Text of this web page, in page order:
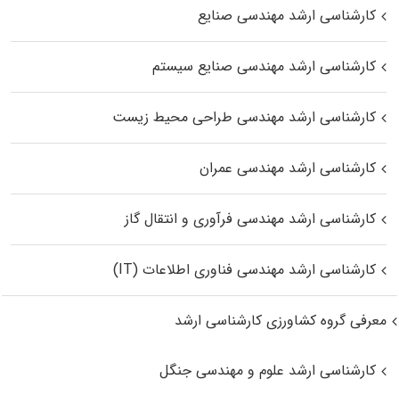
کارشناسی ارشد مهندسی صنایع
کارشناسی ارشد مهندسی صنایع سیستم
کارشناسی ارشد مهندسی طراحی محیط زیست
کارشناسی ارشد مهندسی عمران
کارشناسی ارشد مهندسی فرآوری و انتقال گاز
کارشناسی ارشد مهندسی فناوری اطلاعات (IT)
معرفی گروه کشاورزی کارشناسی ارشد
کارشناسی ارشد علوم و مهندسی جنگل